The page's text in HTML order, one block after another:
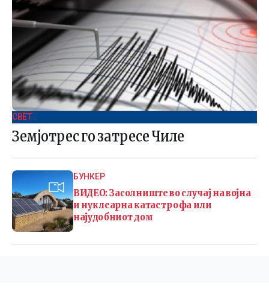
СВЕТ .
Земјотрес го затресе Чиле
БУНКЕР
ВИДЕО: Засолниште во случај на војна
и нуклеарна катастрофа или
најудобниот дом